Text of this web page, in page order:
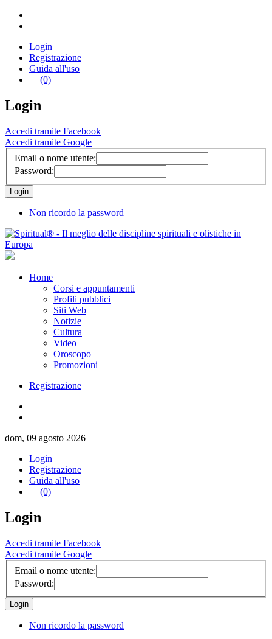
Login
Registrazione
Guida all'uso
(0)
Login
Accedi tramite Facebook
Accedi tramite Google
Email o nome utente:
Password:
Non ricordo la password
Home
Corsi e appuntamenti
Profili pubblici
Siti Web
Notizie
Cultura
Video
Oroscopo
Promozioni
Registrazione
dom, 09 agosto 2026
Login
Registrazione
Guida all'uso
(0)
Login
Accedi tramite Facebook
Accedi tramite Google
Email o nome utente:
Password:
Non ricordo la password